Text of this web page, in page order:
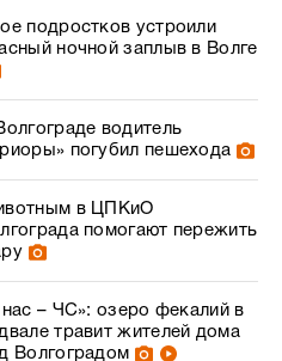
подростков устроили
ночной заплыв в Волге
водитель
погубил пешехода
в ЦПКиО
помогают пережить
нас – ЧС»: озеро фекалий в
травит жителей дома
Волгоградом